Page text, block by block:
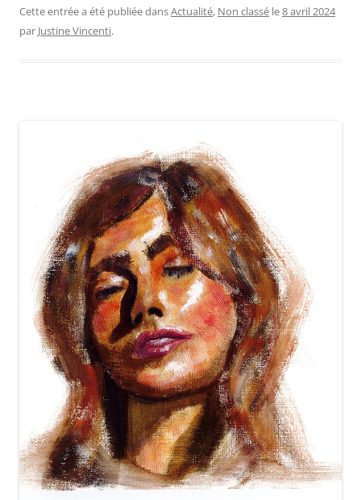
Cette entrée a été publiée dansActualité, Non classé le8 avril 2024
par Justine Vincenti.